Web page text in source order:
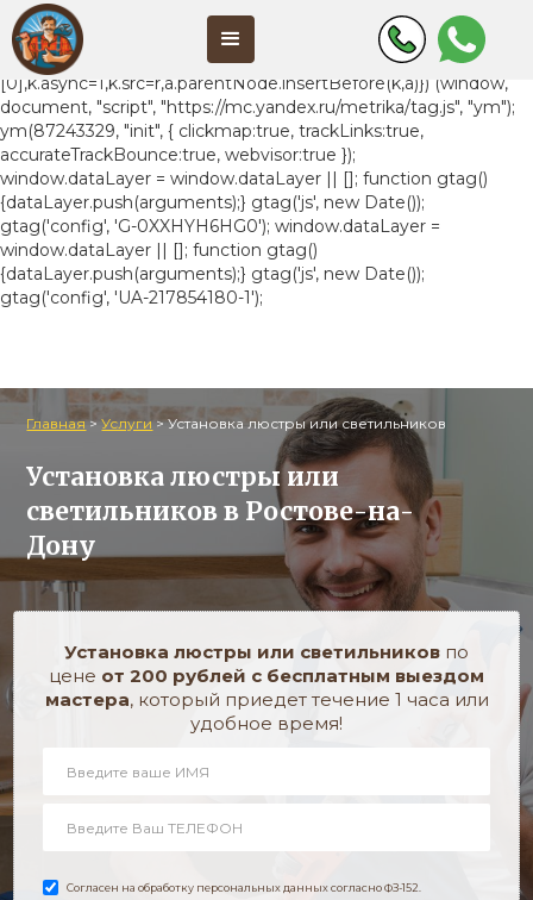
(function(m,e,t,r,i,k,a){m[i]=m[i]||function(){(m[i].a=m[i].a||
[]).push(arguments)}; m[i].l=1*new
Date();k=e.createElement(t),a=e.getElementsByTagName(t)
[0],k.async=1,k.src=r,a.parentNode.insertBefore(k,a)}) (window,
document, "script", "https://mc.yandex.ru/metrika/tag.js", "ym");
ym(87243329, "init", { clickmap:true, trackLinks:true,
accurateTrackBounce:true, webvisor:true });
window.dataLayer = window.dataLayer || []; function gtag()
{dataLayer.push(arguments);} gtag('js', new Date());
gtag('config', 'G-0XXHYH6HG0'); window.dataLayer =
window.dataLayer || []; function gtag()
{dataLayer.push(arguments);} gtag('js', new Date());
gtag('config', 'UA-217854180-1');
Главная > Услуги > Установка люстры или светильников
Установка люстры или
светильниковв Ростове-на-
Дону
Установка люстры или светильников по
цене от 200 рублей c бесплатным выездом
мастера, который приедет течение 1 часа или
удобное время!
Согласен на обработку персональных данных согласно ФЗ-152.